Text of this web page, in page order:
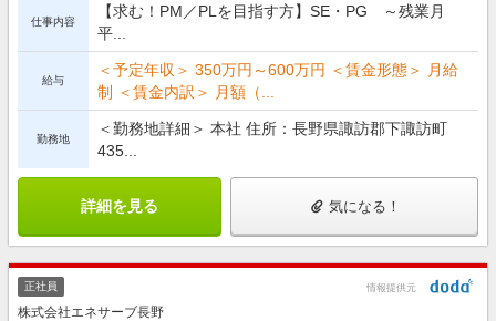
仕事内容
【求む！PM／PLを目指す方】SE・PG ～残業月
平...
給与
＜予定年収＞ 350万円～600万円 ＜賃金形態＞ 月給
制 ＜賃金内訳＞ 月額（...
勤務地
＜勤務地詳細＞ 本社 住所：長野県諏訪郡下諏訪町
435...
詳細を見る 気になる！
正社員 情報提供元
株式会社エネサーブ長野